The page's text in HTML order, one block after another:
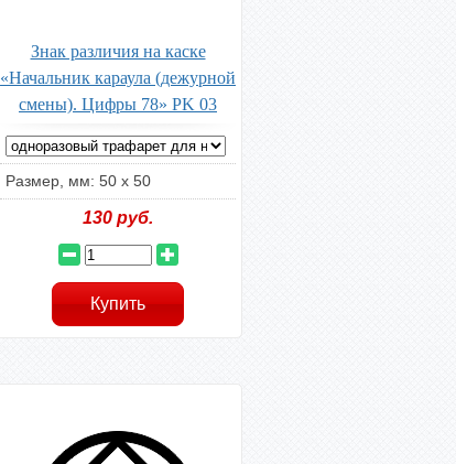
Знак различия на каске
«Начальник караула (дежурной
смены). Цифры 78» PK 03
Размер, мм: 50 х 50
130 руб.